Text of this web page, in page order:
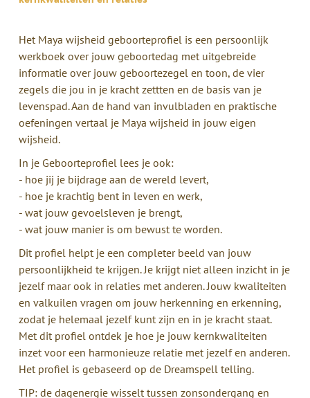
Het Maya wijsheid geboorteprofiel is een persoonlijk
werkboek over jouw geboortedag met uitgebreide
informatie over jouw geboortezegel en toon, de vier
zegels die jou in je kracht zettten en de basis van je
levenspad. Aan de hand van invulbladen en praktische
oefeningen vertaal je Maya wijsheid in jouw eigen
wijsheid.
In je Geboorteprofiel lees je ook:
- hoe jij je bijdrage aan de wereld levert,
- hoe je krachtig bent in leven en werk,
- wat jouw gevoelsleven je brengt,
- wat jouw manier is om bewust te worden.
Dit profiel helpt je een completer beeld van jouw
persoonlijkheid te krijgen. Je krijgt niet alleen inzicht in je
jezelf maar ook in relaties met anderen. Jouw kwaliteiten
en valkuilen vragen om jouw herkenning en erkenning,
zodat je helemaal jezelf kunt zijn en in je kracht staat.
Met dit profiel ontdek je hoe je jouw kernkwaliteiten
inzet voor een harmonieuze relatie met jezelf en anderen.
Het profiel is gebaseerd op de Dreamspell telling.
TIP: de dagenergie wisselt tussen zonsondergang en